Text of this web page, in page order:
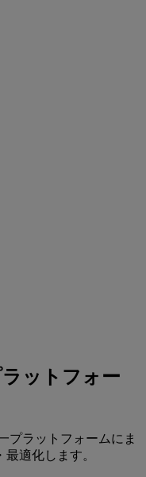
ットフォー
プラットフォームにま
適化します。